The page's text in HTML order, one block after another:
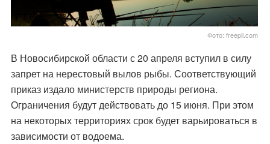
Фото: freepil.com
В Новосибирской области с 20 апреля вступил в силу
запрет на нерестовый вылов рыбы. Соответствующий
приказ издало министерств природы региона.
Ограничения будут действовать до 15 июня. При этом
на некоторых территориях срок будет варьироваться в
зависимости от водоема.